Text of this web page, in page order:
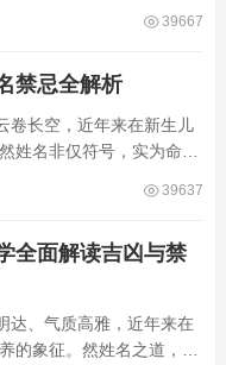
之选，关乎气场平衡。沛
39667
禁忌全解析
卷长空，近年来在新生儿
姓名非仅符号，实为命局
坚、事业漂泊、健康受
39637
全面解读吉凶与禁
达、气质高雅，近年来在
的象征。然姓名之道，贵